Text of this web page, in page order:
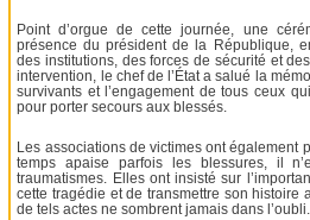
Point d’orgue de cette journée, une
présence du président de la République,
des institutions, des forces de sécurité et
intervention, le chef de l’État a salué la
survivants et l’engagement de tous ceux
pour porter secours aux blessés.
Les associations de victimes ont également
temps apaise parfois les blessures, il
traumatismes. Elles ont insisté sur
cette tragédie et de transmettre son histoire
de tels actes ne sombrent jamais dans l’oubli.